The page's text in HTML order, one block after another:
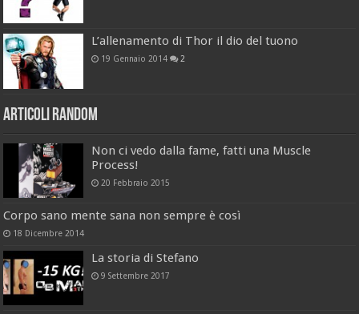
L’allenamento di Thor il dio del tuono
19 Gennaio 2014 2
Articoli Random
Non ci vedo dalla fame, fatti una Muscle
Process!
20 Febbraio 2015
Corpo sano mente sana non sempre è così
18 Dicembre 2014
La storia di Stefano
9 Settembre 2017